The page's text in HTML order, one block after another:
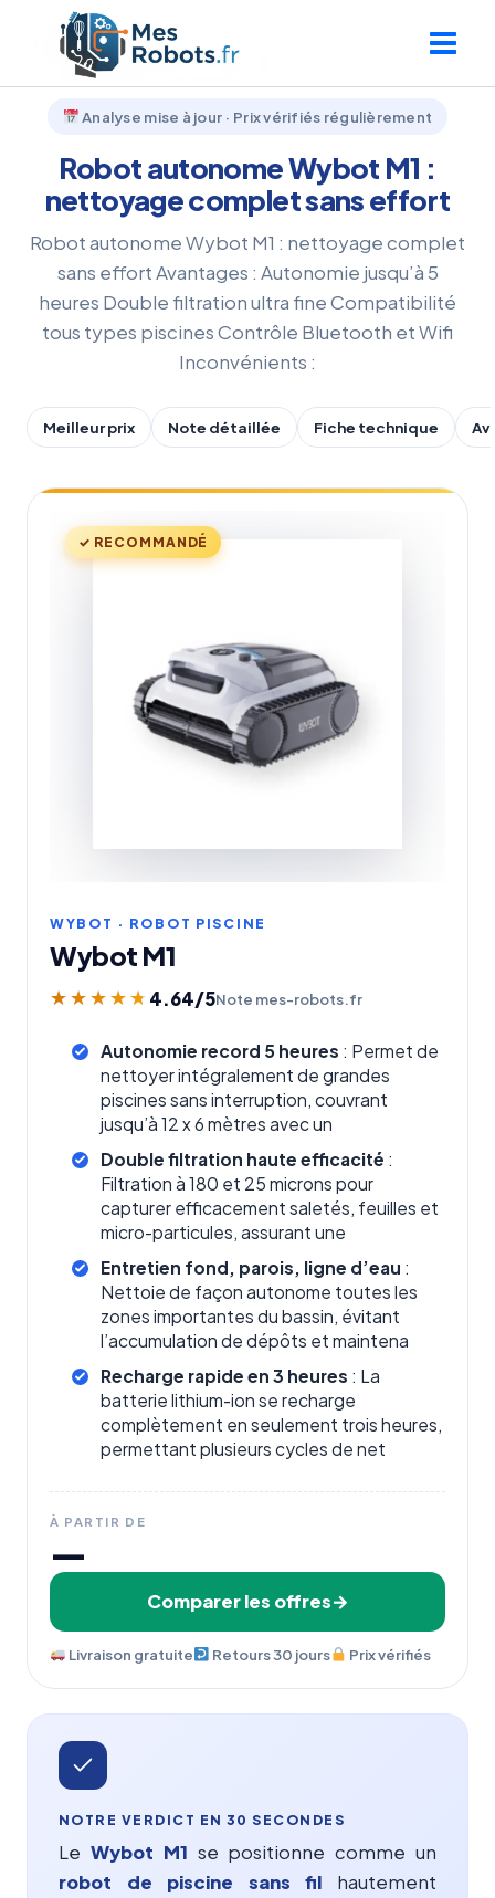
Analyse mise à jour · Prix vérifiés régulièrement
Robot autonome Wybot M1 :
nettoyage complet sans effort
Robot autonome Wybot M1 : nettoyage complet
sans effort Avantages : Autonomie jusqu’à 5
heures Double filtration ultra fine Compatibilité
tous types piscines Contrôle Bluetooth et Wifi
Inconvénients :
Meilleur prix Note détaillée Fiche technique
✓ RECOMMANDÉ
WYBOT · ROBOT PISCINE
Wybot M1
★★★★★
★★★★★ 4.64/5Note mes-robots.fr
Autonomie record 5 heures : Permet de
nettoyer intégralement de grandes
piscines sans interruption, couvrant
jusqu’à 12 x 6 mètres avec un
Double filtration haute efficacité :
Filtration à 180 et 25 microns pour
capturer efficacement saletés, feuilles et
micro-particules, assurant une
Entretien fond, parois, ligne d’eau :
Nettoie de façon autonome toutes les
zones importantes du bassin, évitant
l’accumulation de dépôts et maintena
Recharge rapide en 3 heures : La
batterie lithium-ion se recharge
complètement en seulement trois heures,
permettant plusieurs cycles de net
À PARTIR DE
—
Comparer les offres
Livraison gratuite Retours 30 jours Prix vérifiés
NOTRE VERDICT EN 30 SECONDES
Le Wybot M1 se positionne comme un
robot de piscine
sans fil hautement